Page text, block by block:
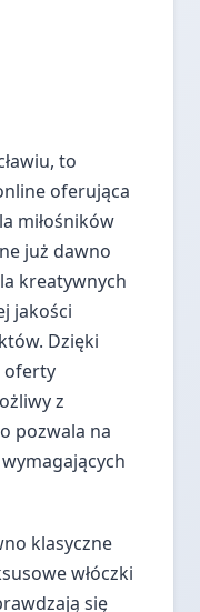
to
oferująca
miłośników
już dawno
kreatywnych
jakości
Dzięki
oferty
z
pozwala na
klasyczne
włóczki
się